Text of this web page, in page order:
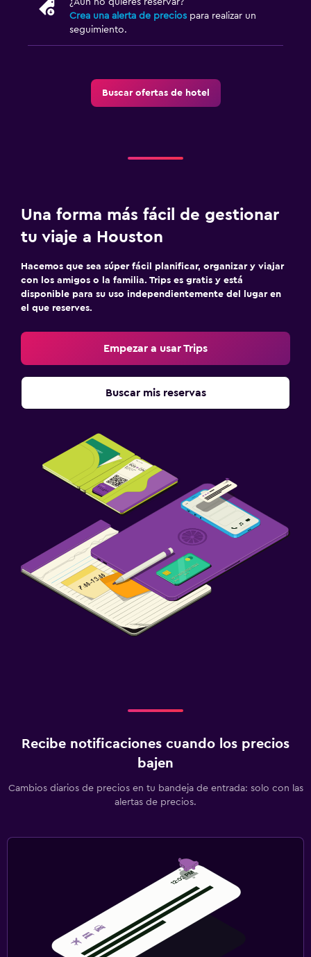
Crea una alerta de precios para realizar un
seguimiento.
Buscar ofertas de hotel
Una forma más fácil de gestionar
tu viaje a Houston
Hacemos que sea súper fácil planificar, organizar y viajar
con los amigos o la familia. Trips es gratis y está
disponible para su uso independientemente del lugar en
el que reserves.
Empezar a usar Trips
Buscar mis reservas
Recibe notificaciones cuando los precios
bajen
Cambios diarios de precios en tu bandeja de entrada: solo con las
alertas de precios.